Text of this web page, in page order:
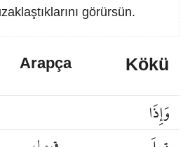
görürsün.
Arapça Kökü
وَإِذَا